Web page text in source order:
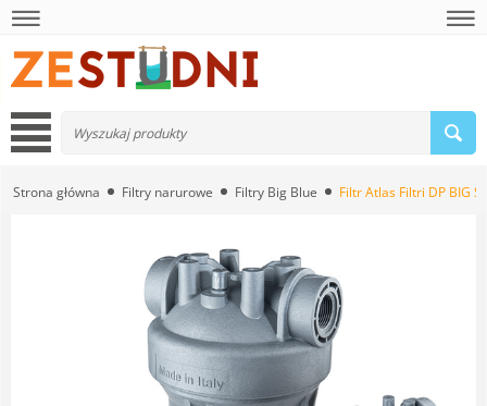
Strona główna Filtry narurowe Filtry Big Blue Filtr Atlas Filtri DP BIG